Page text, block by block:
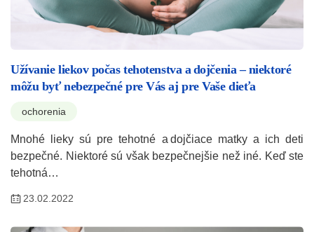
Užívanie liekov počas tehotenstva a dojčenia – niektoré
môžu byť nebezpečné pre Vás aj pre Vaše dieťa
ochorenia
Mnohé lieky sú pre tehotné a dojčiace matky a ich deti
bezpečné. Niektoré sú však bezpečnejšie než iné. Keď ste
tehotná…
23.02.2022